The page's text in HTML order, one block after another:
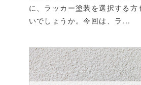
に、ラッカー塗装を選択する方
いでしょうか。今回は、ラ...